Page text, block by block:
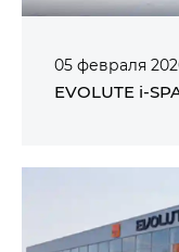
05 февраля
EVOLUTE